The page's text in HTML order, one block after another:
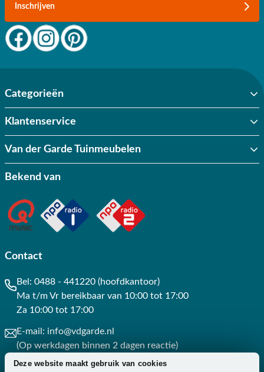
Deze website maakt gebruik van cookies
Inschrijven
Categorieën
Klantenservice
Van der Garde Tuinmeubelen
Bekend van
Contact
Bel: 0488 - 441220 (hoofdkantoor)
Ma t/m Vr bereikbaar van 10:00 tot 17:00
Za 10:00 tot 17:00
E-mail: info@vdgarde.nl
(Op werkdagen binnen 2 dagen reactie)
Whatsapp: 0488441220